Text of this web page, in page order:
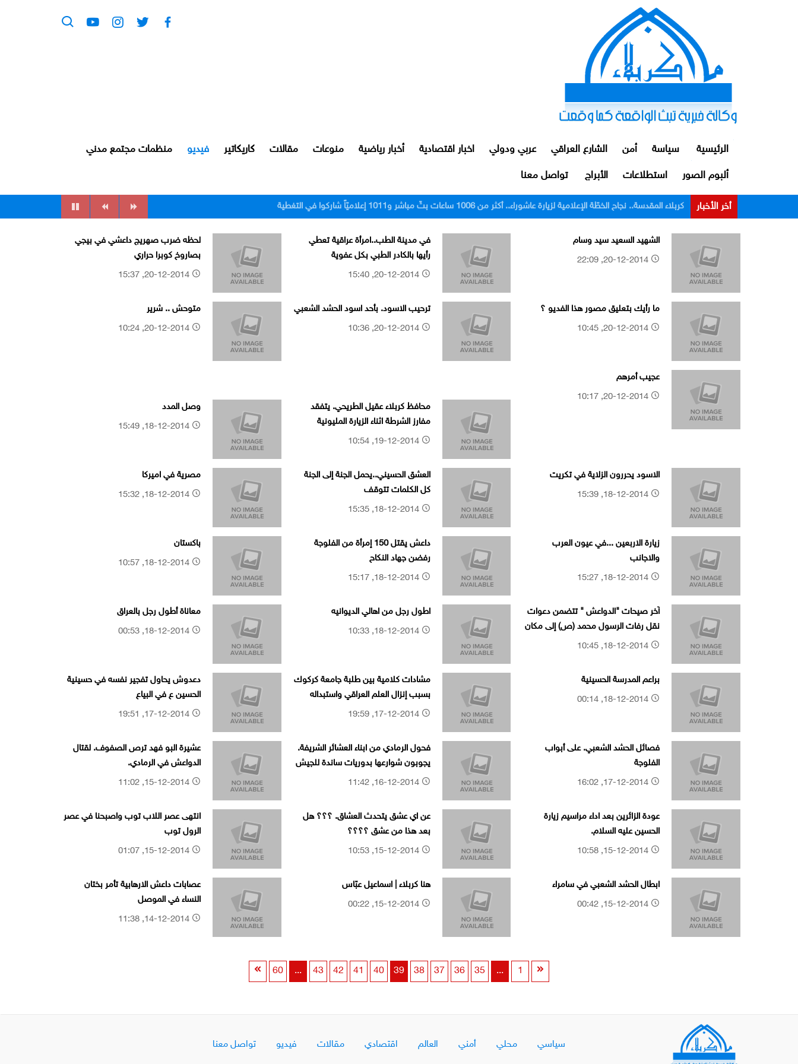
الرئيسية سياسة أمن الشارع العراقي عربي ودولي اخبار اقتصادية أخبار رياضية منوعات مقالات كاريكاتير فيديو منظمات مجتمع مدني
ألبوم الصور استطلاعات الأبراج تواصل معنا
أخر الأخبار الداخلية: توقيف ضابط ومنتسبين اثنين من مرور النجف بعد اعتدائهم على مواطن
الشهيد السعيد سيد وسام
في مدينة الطب..امرأة عراقية تعطي
رأيها بالكادر الطبي بكل عفوية
20-12-2014, 15:40
لحظه ضرب صهريج داعشي في بيجي
بصاروخ كوبرا حراري
ما رأيك بتعليق مصور هذا الفديو ؟
ترحيب الاسود. بأحد اسود الحشد الشعبي
20-12-2014, 10:36
متوحش .. شرير
عجيب أمرهم
محافظ كربلاء عقيل الطريحي. يتفقد
مفارز الشرطة اثناء الزيارة المليونية
19-12-2014, 10:54
وصل المدد
الاسود يحررون الزلاية في تكريت
العشق الحسيني..يحمل الجنة إلى الجنة
كل الكلمات تتوقف
18-12-2014, 15:35
مصرية في اميركا
زيارة الاربعين ...في عيون العرب
والاجانب
داعش يقتل 150 إمرأة من الفلوجة
رفضن جهاد النكاح
18-12-2014, 15:17
باكستان
آخر صيحات "الدواعش " تتضمن دعوات
نقل رفات الرسول محمد (ص) إلى مكان
مجهول. ..؟!
اطول رجل من اهالي الديوانيه
18-12-2014, 10:33
معاناة أطول رجل بالعراق
براعم المدرسة الحسينية
مشادات كلامية بين طلبة جامعة كركوك
بسبب إنزال العلم العراقي واستبداله
بالكردي.
17-12-2014, 19:59
دعدوش يحاول تفجير نفسه في حسينية
الحسين ع في البياع
فصائل الحشد الشعبي. على أبواب
الفلوجة
فحول الرمادي من ابناء العشائر الشريفة.
يجوبون شوارعها بدوريات ساندة للجيش
والقوات الامنية
16-12-2014, 11:42
عشيرة البو فهد ترص الصفوف. لقتال
الدواعش في الرمادي.
عودة الزائرين بعد اداء مراسيم زيارة
الحسين عليه السلام.
عن اي عشق يتحدث العشاق. ؟؟؟ هل
بعد هذا من عشق ؟؟؟؟
15-12-2014, 10:53
انتهى عصر اللاب توب واصبحنا في عصر
الرول توب
ابطال الحشد الشعبي في سامراء
هنا كربلاء | اسماعيل عبّاس
15-12-2014, 00:22
عصابات داعش الارهابية تأمر بختان
النساء في الموصل
1
...
35
36
37
38
39
40
41
42
43
...
60
سياسي محلي أمني العالم اقتصادي مقالات فيديو تواصل معنا